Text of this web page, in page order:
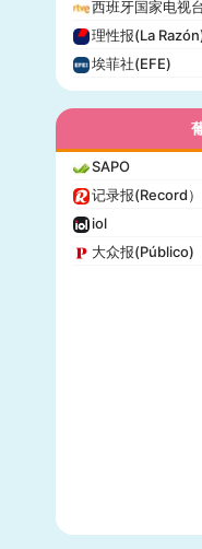
西班牙国家电视
理性报(La
埃菲社(EFE)
SAPO
记录报(Record）
iol
大众报(Público)